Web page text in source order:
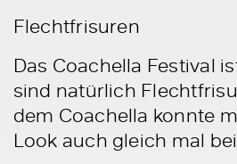
Flechtfrisuren
Das Coachella Festival
sind natürlich
dem Coachella konnte
Look auch gleich mal